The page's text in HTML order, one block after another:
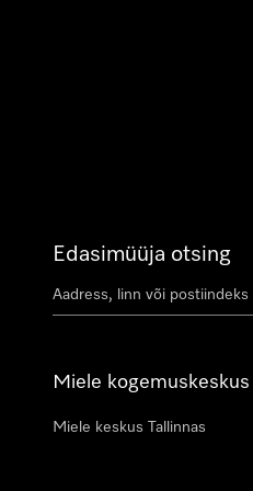
Edasimüüja otsing
Miele kogemuskeskus
Miele keskus Tallinnas